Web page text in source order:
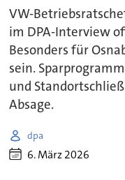
VW-
im DPA-Interview
Besonders für
sein.
und
Absage.
dpa
6. März 2026